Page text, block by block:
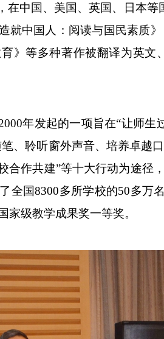
中国、美国、英国、日本等
就中国人：阅读与国民素质
》等多种著作被翻译为英
年发起的一项旨在“让师生
、聆听窗外声音、培养卓越
合作共建”等十大行动为途径
全国8300多所学校的50多万
家级教学成果奖一等奖。